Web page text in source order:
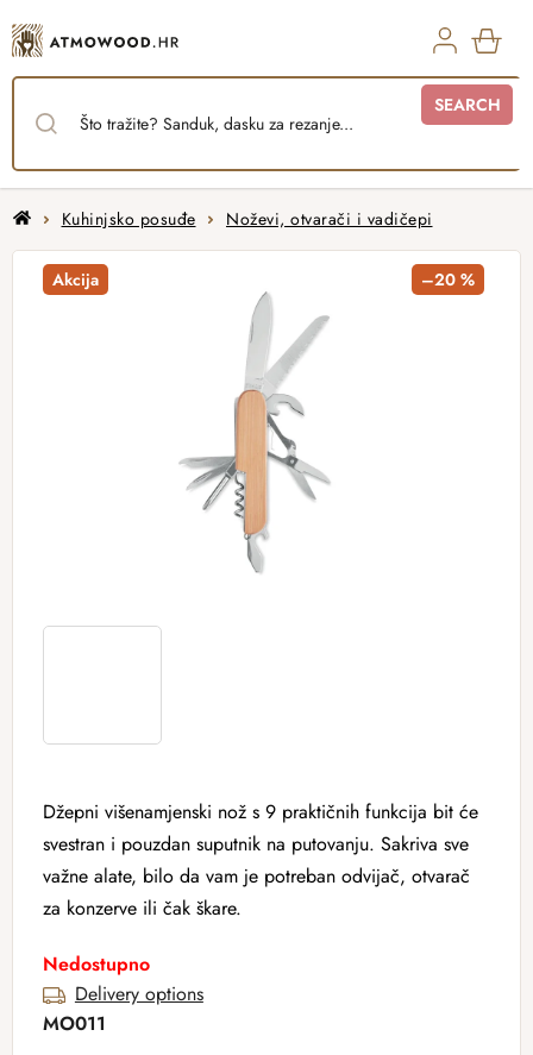
to
content
SEARCH
HomeKuhinjsko posuđe Noževi, otvarači i vadičepi
Džepni višenamjenski nož s 9 praktičnih funkcija bit će
svestran i pouzdan suputnik na putovanju. Sakriva sve
važne alate, bilo da vam je potreban odvijač, otvarač
za konzerve ili čak škare.
Nedostupno
Delivery options
MO011
Akcija –20 %